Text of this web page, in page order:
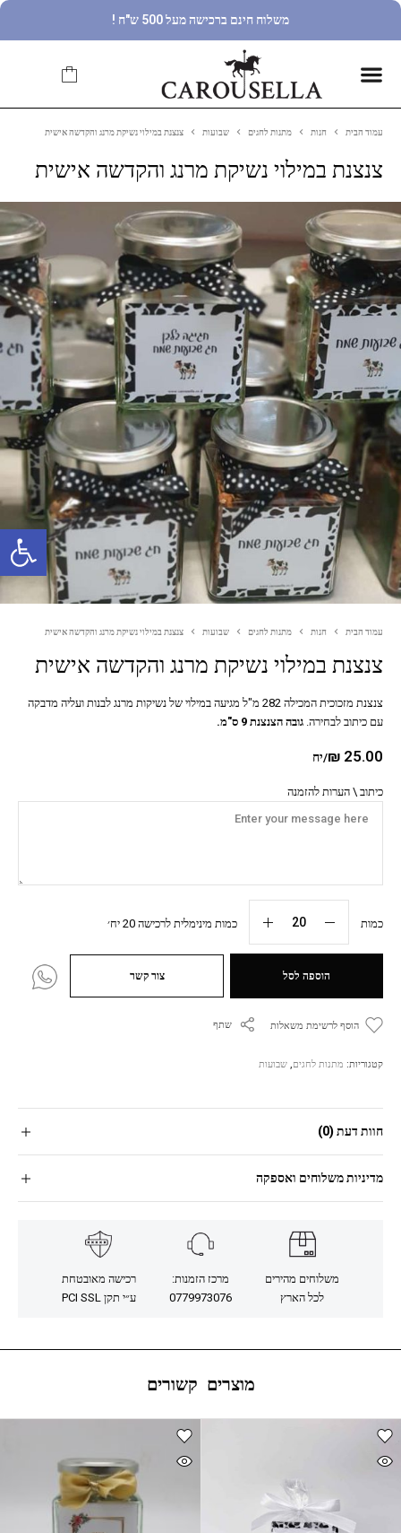
פתח סרגל נגישות
משלוח חינם ברכישה מעל 500 ש"ח !
עמוד הבית חנות מתנות לחגים שבועות צנצנת במילוי נשיקת מרנג והקדשה אישית
צנצנת במילוי נשיקת מרנג והקדשה אישית
עמוד הבית חנות מתנות לחגים שבועות צנצנת במילוי נשיקת מרנג והקדשה אישית
צנצנת במילוי נשיקת מרנג והקדשה אישית
₪ 25.00 /יח
כיתוב \ הערות להזמנה
כמות כמות מינימלית לרכישה 20 יח׳
הוספה לסל צור קשר
הוסף לרשימת משאלות שתף
קטגוריות: מתנות לחגים, שבועות
צנצנת מזכוכית המכילה 282 מ"ל מגיעה במילוי של נשיקות מרנג לבנות ועליה מדבקה
עם כיתוב לבחירה. גובה הצנצנת 9 ס"מ.
חוות דעת (0)
מדיניות משלוחים ואספקה
משלוחים מהירים
לכל הארץ
מרכז הזמנות:
0779973076
רכישה מאובטחת
ע״י תקן PCI SSL
מוצרים קשורים